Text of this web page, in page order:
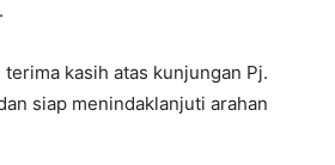
kasih atas kunjungan Pj.
siap menindaklanjuti arahan